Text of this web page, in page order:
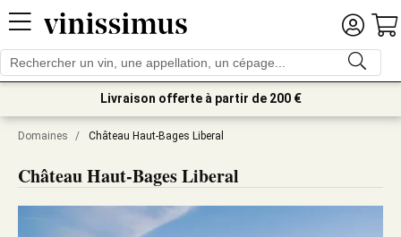
Livraison offerte à partir de 200 €
Domaines / Château Haut-Bages Liberal
Château Haut-Bages Liberal